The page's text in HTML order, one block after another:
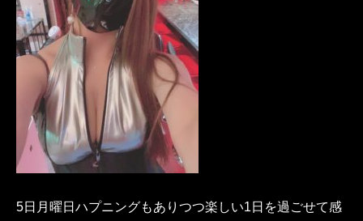
5日月曜日ハプニングもありつつ楽しい1日を過ごせて感